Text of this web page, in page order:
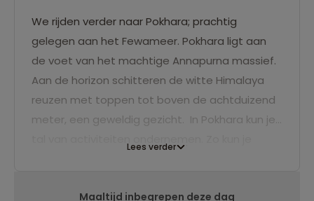
We rijden verder naar Pokhara; prachtig
gelegen aan het Fewameer. Pokhara ligt aan
de voet van het machtige Annapurna massief.
Aan de horizon schitteren de witte Himalaya
reuzen met toppen tot boven de achtduizend
meter, een geweldig gezicht. In Pokhara kun je
overkant van het meer. Vanuit hier heb je een
Lees verder
Maaltijd inbegrepen deze dag